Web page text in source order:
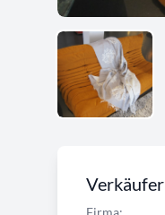
Verkäufer
Firma: